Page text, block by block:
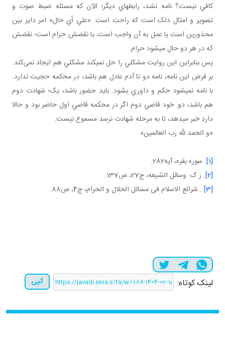
کافي نيست؟ نامه نشد، رابطه اي ديگر؛ الآن که مسئله ضبط صوت و
تصوير و امثال ذلک است که راحت است. «علي أي حال» امر داير بين
محذورين است يا عمل به آن واجب است، يا نقضش حرام است؛ نقضش
که در هر دو حال مي شود حرام.
پس بنابراين اين روايت مشکلي را حل نمي کند مشکلي هم ايجاد نمی‌کند.
بر فرض اين نامه، نامه دو تا آدم عادل هم باشد، در محکمه حجيت ندارد.
با نامه نمي شود حکم و داوري بشود. بايد حضور باشد، يک؛ شهادت دوم
هم باشد، دو. خود قاضي دوم اگر در محکمه قاضي اول حاضر بود و حالا
دارد خبر مي دهد، تا به مرحله شهادت نرسد مسموع نيست.
«و الحمد لله رب العالمين»
[1] . سوره بقره، آيه282.
[2] . ر.ک: وسائل الشيعه، ج27، ص137.
[3]
. شرائع الاسلام فی مسائل الحلال و الحرام، ج4، ص88.
لینک کوتاه: کپی